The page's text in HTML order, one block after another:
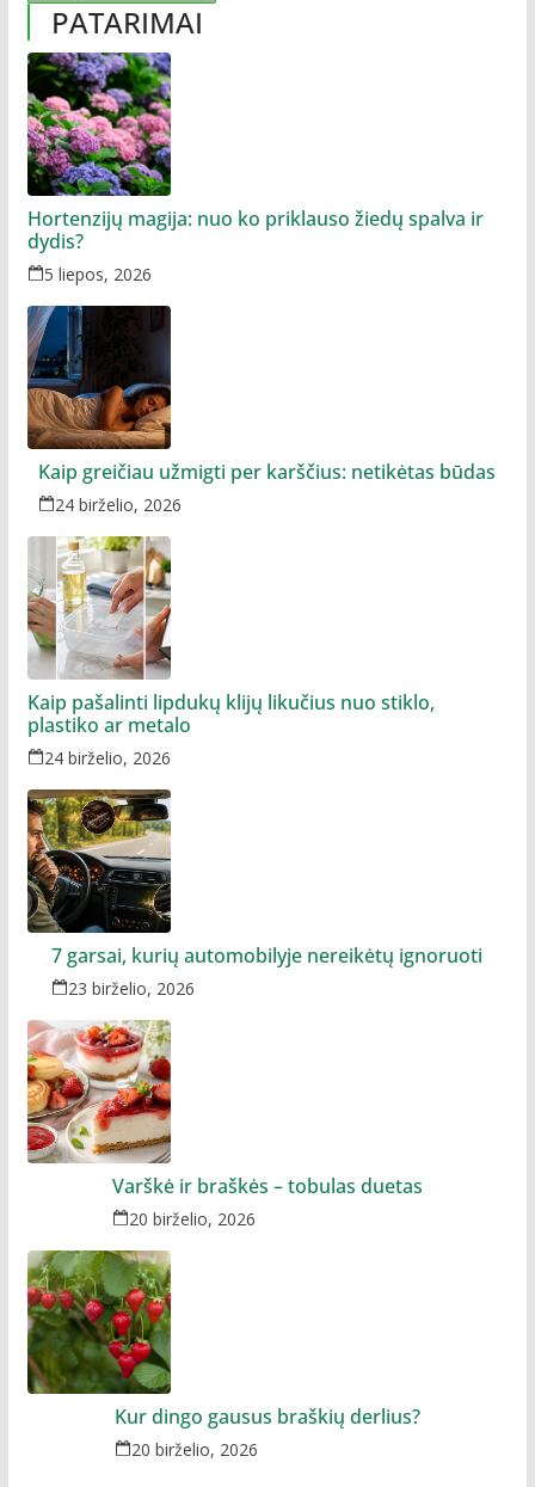
PATARIMAI
Hortenzijų magija: nuo ko priklauso žiedų spalva ir
dydis?
5 liepos, 2026
Kaip greičiau užmigti per karščius: netikėtas būdas
24 birželio, 2026
Kaip pašalinti lipdukų klijų likučius nuo stiklo,
plastiko ar metalo
24 birželio, 2026
7 garsai, kurių automobilyje nereikėtų ignoruoti
23 birželio, 2026
Varškė ir braškės – tobulas duetas
20 birželio, 2026
Kur dingo gausus braškių derlius?
20 birželio, 2026